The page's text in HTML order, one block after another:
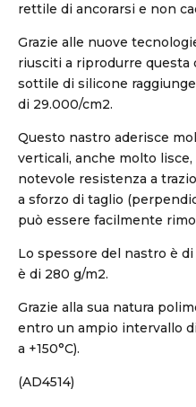
rettile di ancorarsi e non
Grazie alle nuove
riusciti a riprodurre questa
sottile di silicone
di 29.000/cm2.
Questo nastro aderisce
verticali, anche molto
notevole resistenza a
a sforzo di taglio
può essere facilmente
Lo spessore del nastro è
è di 280 g/m2.
Grazie alla sua natura
entro un ampio intervallo
a +150°C).
(AD4514)